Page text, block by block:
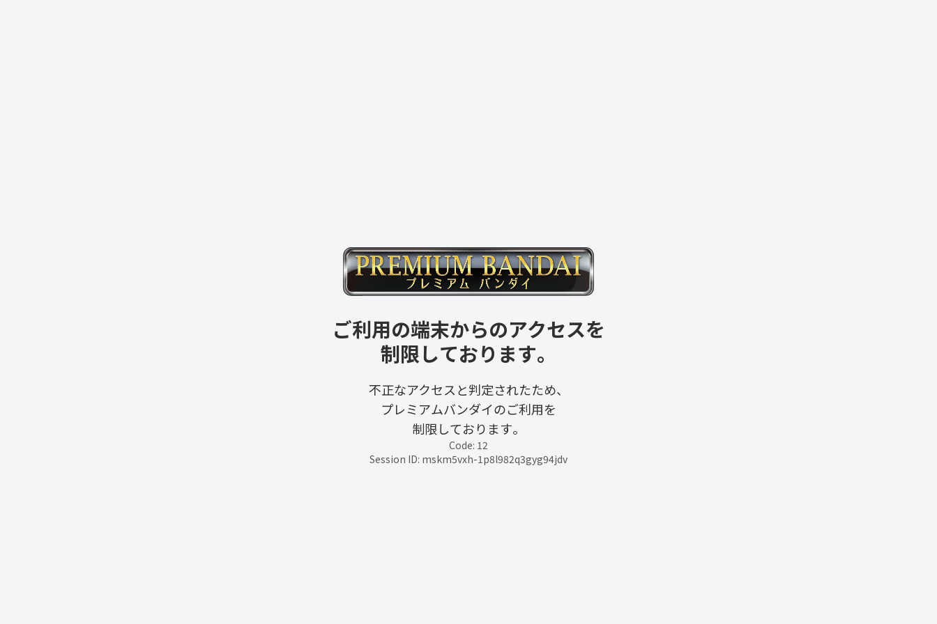
ご利用の端末からのアクセスを
制限しております。
不正なアクセスと判定されたため、
プレミアムバンダイのご利用を
制限しております。
Code: 12
Session ID: mskm5vxh-1p8l982q3gyg94jdv